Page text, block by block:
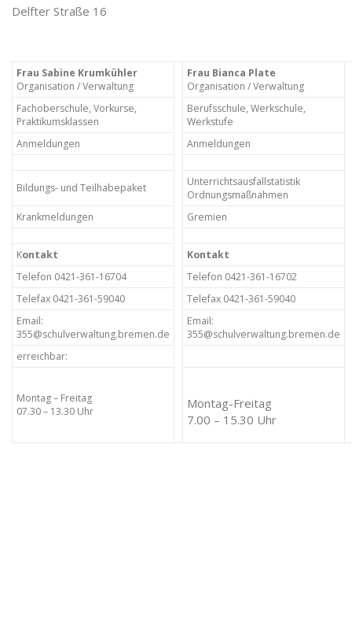
Delfter Straße 16
Frau Sabine Krumkühler
Organisation / Verwaltung
Frau Bianca Plate
Organisation / Verwaltung
Fachoberschule, Vorkurse,
Praktikumsklassen
Berufsschule, Werkschule,
Werkstufe
Anmeldungen
Anmeldungen
Bildungs- und Teilhabepaket
Unterrichtsausfallstatistik
Ordnungsmaßnahmen
Krankmeldungen
Gremien
Kontakt
Kontakt
Telefon 0421-361-16704
Telefon 0421-361-16702
Telefax 0421-361-59040
Telefax 0421-361-59040
Email:
355@schulverwaltung.bremen.de
Email:
355@schulverwaltung.bremen.de
erreichbar:
Montag – Freitag
07.30 – 13.30 Uhr
Montag-Freitag
7.00 – 15.30 Uhr